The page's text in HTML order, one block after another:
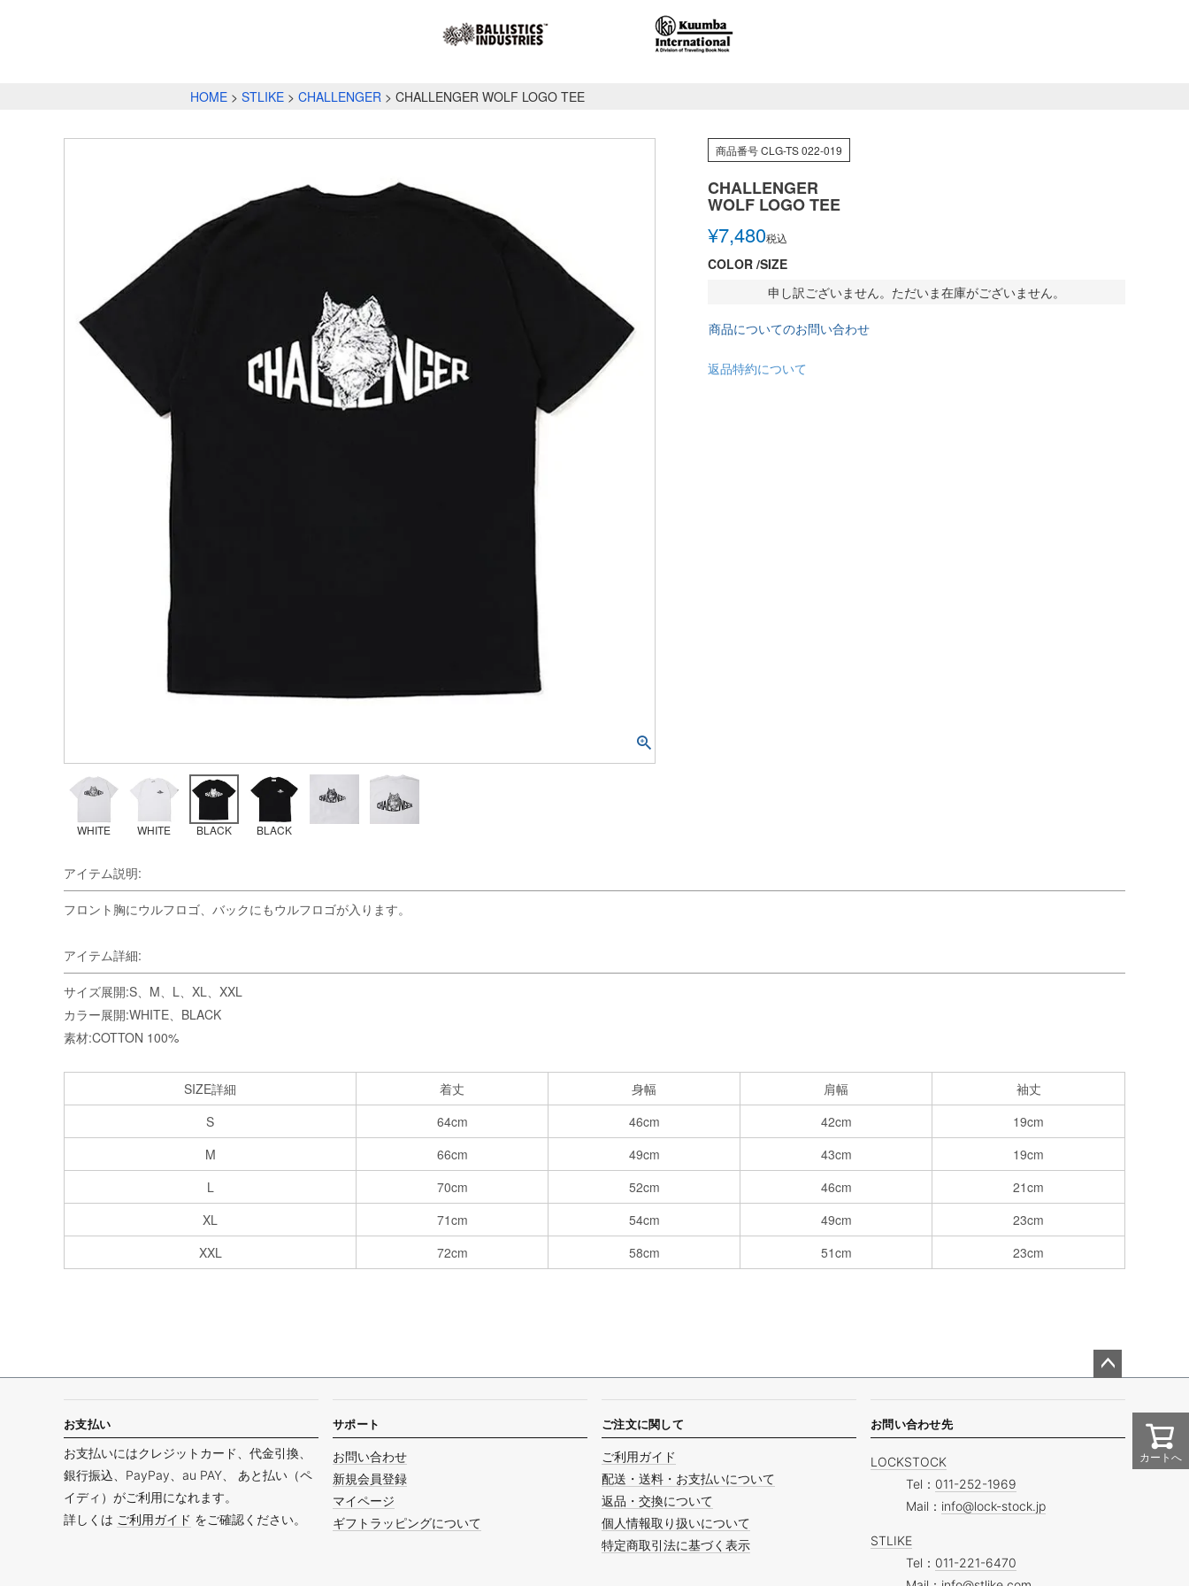
HOME STLIKE CHALLENGER CHALLENGER WOLF LOGO TEE
WHITE WHITE BLACK BLACK
商品番号CLG-TS 022-019
CHALLENGER
WOLF LOGO TEE
¥7,480税込
COLOR SIZE
申し訳ございません。ただいま在庫がございません。
商品についてのお問い合わせ
返品特約について
アイテム説明:
フロント胸にウルフロゴ、バックにもウルフロゴが入ります。
アイテム詳細:
サイズ展開:S、M、L、XL、XXL
カラー展開:WHITE、BLACK
素材:COTTON 100%
SIZE詳細 着丈 身幅 肩幅
袖丈
S
64cm 46cm 42cm
19cm
M
66cm 49cm 43cm
19cm
L
70cm 52cm 46cm
21cm
XL
71cm 54cm 49cm
23cm
XXL
72cm 58cm 51cm 23cm
カートへ
ジト
へ
お支払い
お支払いにはクレジットカード、代金引換、
銀行振込、PayPay、au PAY、 あと払い（ペ
イディ）がご利用になれます。
詳しくは ご利用ガイド をご確認ください。
サポート
お問い合わせ
新規会員登録
マイページ
ギフトラッピングについて
ご注文に関して
ご利用ガイド
配送・送料・お支払いについて
返品・交換について
個人情報取り扱いについて
特定商取引法に基づく表示
お問い合わせ先
LOCKSTOCK
Tel： 011-252-1969
Mail： info@lock-stock.jp
STLIKE
Tel： 011-221-6470